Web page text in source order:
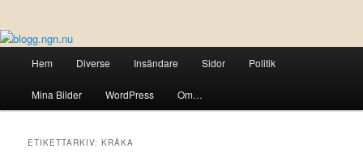
Hem Diverse Insändare Sidor Politik
Mina Bilder WordPress Om…
ETIKETTARKIV:KRÅKA